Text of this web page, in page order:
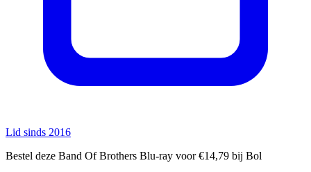
Lid sinds 2016
Bestel deze Band Of Brothers Blu-ray voor €14,79 bij Bol